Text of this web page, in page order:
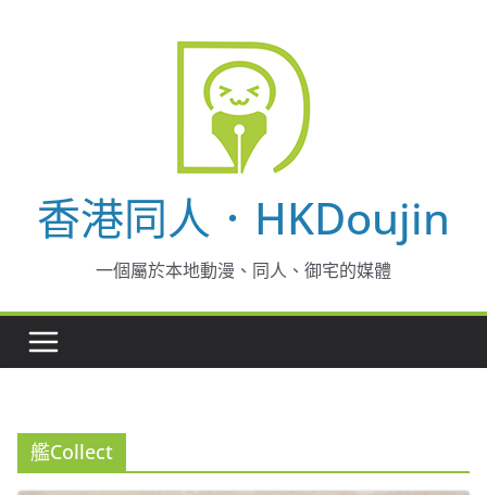
香港同人．HKDoujin
一個屬於本地動漫、同人、御宅的媒體
艦Collect